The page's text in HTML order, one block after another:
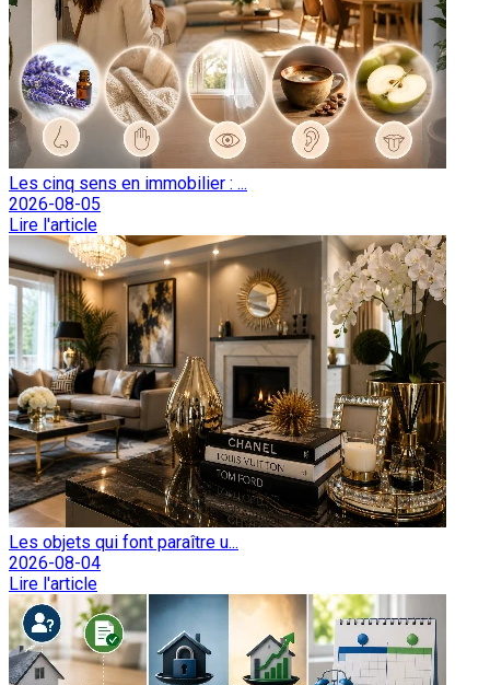
Les cinq sens en immobilier : ...
2026-08-05
Lire l'article
Les objets qui font paraître u...
2026-08-04
Lire l'article